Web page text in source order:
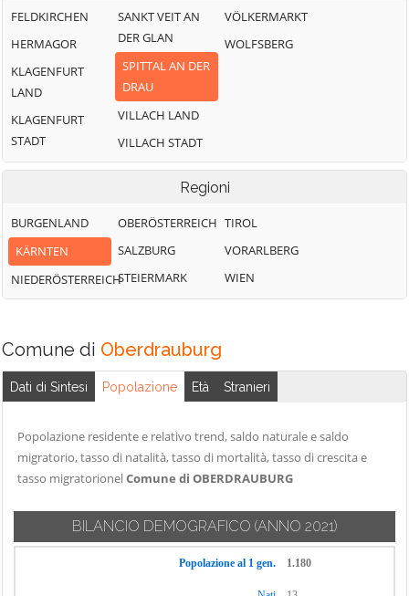
Irschen
Kleblach-Lind
FELDKIRCHEN
HERMAGOR
KLAGENFURT
LAND
KLAGENFURT
STADT
SANKT VEIT AN
DER GLAN
SPITTAL AN DER
DRAU
VILLACH LAND
VILLACH STADT
VÖLKERMARKT
WOLFSBERG
Regioni
BURGENLAND
KÄRNTEN
NIEDERÖSTERREICH
OBERÖSTERREICH
SALZBURG
STEIERMARK
TIROL
VORARLBERG
WIEN
Comune di Oberdrauburg
Dati di Sintesi Popolazione Età Stranieri
Popolazione residente e relativo trend, saldo naturale e saldo
migratorio, tasso di natalità, tasso di mortalità, tasso di crescita e
tasso migratorionelComune di OBERDRAUBURG
BILANCIO DEMOGRAFICO (ANNO 2021)
Popolazione al 1 gen. 1.180